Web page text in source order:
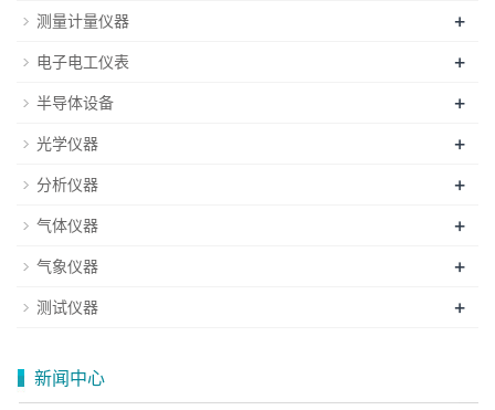
测量计量仪器 +
电子电工仪表 +
半导体设备 +
光学仪器 +
分析仪器 +
气体仪器 +
气象仪器 +
测试仪器 +
新闻中心